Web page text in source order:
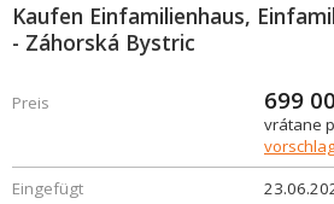
Kaufen Einfamilienhaus,
- Záhorská Bystric
Preis 699
vrátane
Eingefügt